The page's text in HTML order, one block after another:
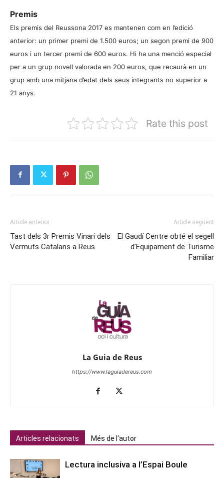
Premis
Els premis del Reussona 2017 es mantenen com en l’edició
anterior: un primer premi de 1.500 euros; un segon premi de 900
euros i un tercer premi de 600 euros. Hi ha una menció especial
per a un grup novell valorada en 200 euros, que recaurà en un
grup amb una mitjana d’edat dels seus integrants no superior a
21 anys.
Rate this post
Article anterior
Tast dels 3r Premis Vinari dels
Vermuts Catalans a Reus
Article següent
El Gaudí Centre obté el segell
d’Equipament de Turisme
Familiar
La Guia de Reus
https://www.laguiadereus.com
Articles relacionats Més de l'autor
Lectura inclusiva a l’Espai Boule